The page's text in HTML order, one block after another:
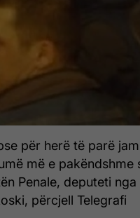
për herë të parë
më e pakëndshme
Penale, deputeti nga
përcjell Telegrafi